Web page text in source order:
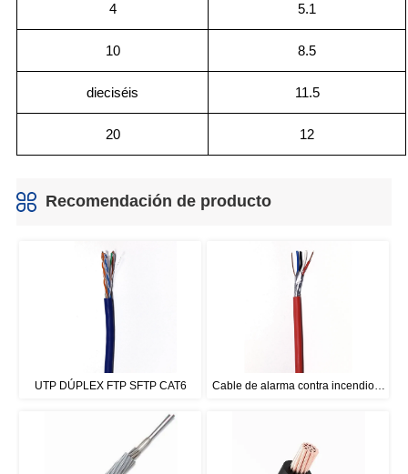
Recomendación de producto
UTP DÚPLEX FTP SFTP CAT6
Cable de alarma contra incendios